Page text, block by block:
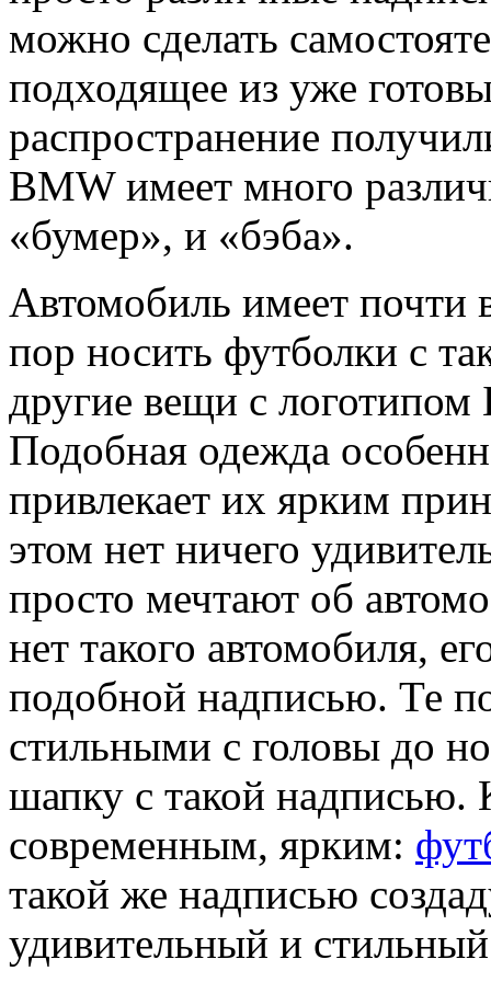
можно сделать
подходящее из уже
распространение
BMW имеет много
«бумер», и «бэба».
Автомобиль имеет почти
пор носить футболки с
другие вещи с
Подобная одежда
привлекает их ярким
этом нет ничего
просто мечтают об
нет такого автомобиля,
подобной надписью. Те
стильными с головы до
шапку с такой надписью.
современным, ярким:
такой же надписью
удивительный и